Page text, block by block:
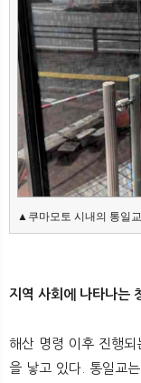
▲쿠마모토 시내의 통일
지역 사회에 나타나는
해산 명령 이후 진행
을 낳고 있다. 통일교